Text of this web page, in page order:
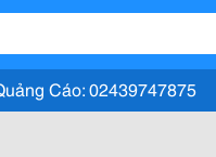
Cáo: 02439747875